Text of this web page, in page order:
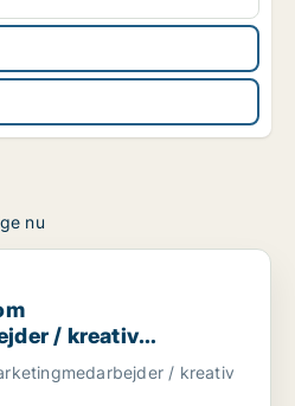
nu
/ kreativ
/ kreativ
/ kreativ